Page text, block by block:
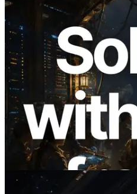
2026.08.05
ERPC 扩展 Solana
增全球 7 个区域的
Information API 同步
阅读此文章